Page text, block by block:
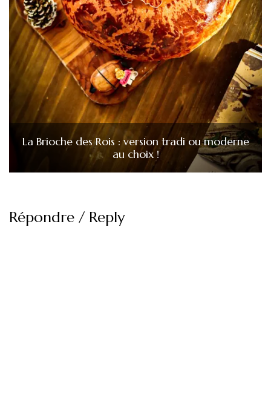
La Brioche des Rois : version tradi ou moderne
au choix !
Répondre / Reply